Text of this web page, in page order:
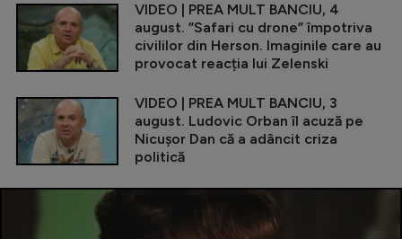
VIDEO | PREA MULT BANCIU, 4
august. ”Safari cu drone” împotriva
civililor din Herson. Imaginile care au
provocat reacția lui Zelenski
VIDEO | PREA MULT BANCIU, 3
august. Ludovic Orban îl acuză pe
Nicușor Dan că a adâncit criza
politică